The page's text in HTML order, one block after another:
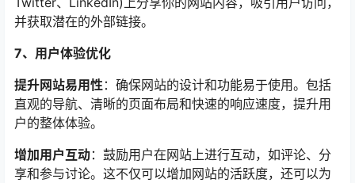
并获取潜在的外部链接。
7、用户体验优化
提升网站易用性：确保网站的设计和功能易于使用。包括
直观的导航、清晰的页面布局和快速的响应速度，提升用
户的整体体验。
增加用户互动：鼓励用户在网站上进行互动，如评论、分
享和参与讨论。这不仅可以增加网站的活跃度，还可以为